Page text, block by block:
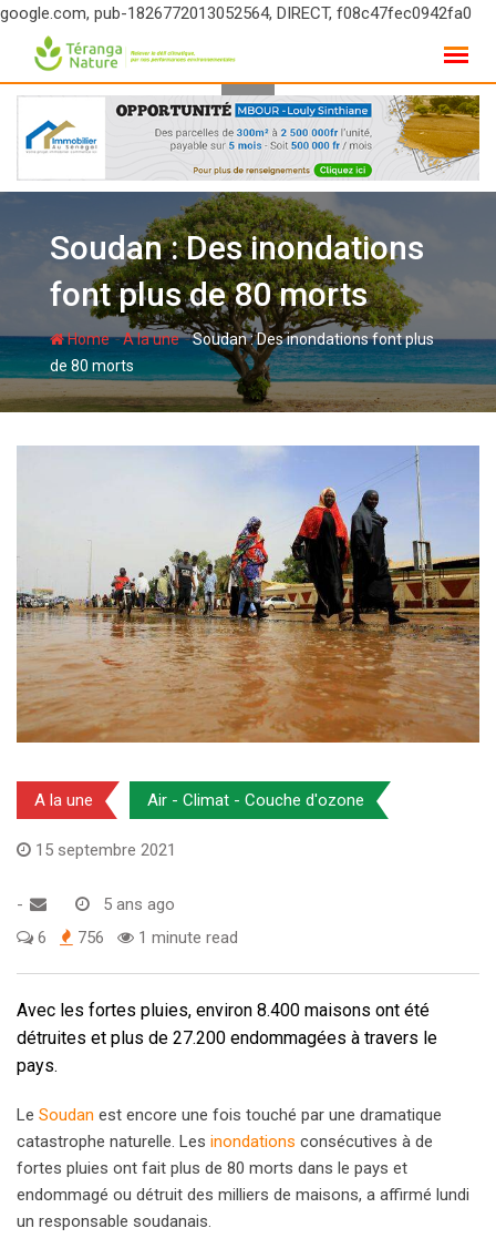
google.com, pub-1826772013052564, DIRECT, f08c47fec0942fa0
content
Soudan : Des inondations
font plus de 80 morts
Home-A la une-Soudan : Des inondations font plus
de 80 morts
A la une Air - Climat - Couche d'ozone
15 septembre 2021
-
5 ans ago
6
756 1 minute read
Avec les fortes pluies, environ 8.400 maisons ont été
détruites et plus de 27.200 endommagées à travers le
pays.
Le Soudan est encore une fois touché par une dramatique
catastrophe naturelle. Les inondations consécutives à de
fortes pluies ont fait plus de 80 morts dans le pays et
endommagé ou détruit des milliers de maisons, a affirmé lundi
un responsable soudanais.